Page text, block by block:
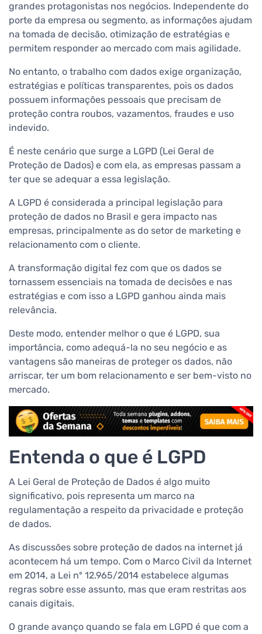
grandes protagonistas nos negócios. Independente do
porte da empresa ou segmento, as informações ajudam
na tomada de decisão, otimização de estratégias e
permitem responder ao mercado com mais agilidade.
No entanto, o trabalho com dados exige organização,
estratégias e políticas transparentes, pois os dados
possuem informações pessoais que precisam de
proteção contra roubos, vazamentos, fraudes e uso
indevido.
É neste cenário que surge a LGPD (Lei Geral de
Proteção de Dados) e com ela, as empresas passam a
ter que se adequar a essa legislação.
A LGPD é considerada a principal legislação para
proteção de dados no Brasil e gera impacto nas
empresas, principalmente as do setor de marketing e
relacionamento com o cliente.
A transformação digital fez com que os dados se
tornassem essenciais na tomada de decisões e nas
estratégias e com isso a LGPD ganhou ainda mais
relevância.
Deste modo, entender melhor o que é LGPD, sua
importância, como adequá-la no seu negócio e as
vantagens são maneiras de proteger os dados, não
arriscar, ter um bom relacionamento e ser bem-visto no
mercado.
Entenda o que é LGPD
A Lei Geral de Proteção de Dados é algo muito
significativo, pois representa um marco na
regulamentação a respeito da privacidade e proteção
de dados.
As discussões sobre proteção de dados na internet já
acontecem há um tempo. Com o Marco Civil da Internet
em 2014, a Lei nº 12.965/2014 estabelece algumas
regras sobre esse assunto, mas que eram restritas aos
canais digitais.
O grande avanço quando se fala em LGPD é que com a